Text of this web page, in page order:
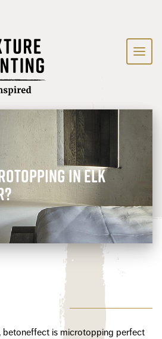
in elk
betoneffect is microtopping perfect